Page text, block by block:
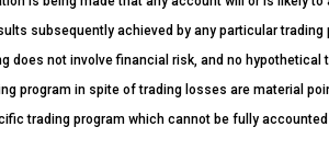
subsequently achieved by any particular trading
not involve financial risk, and no hypothetical
program in spite of trading losses are material
trading program which cannot be fully